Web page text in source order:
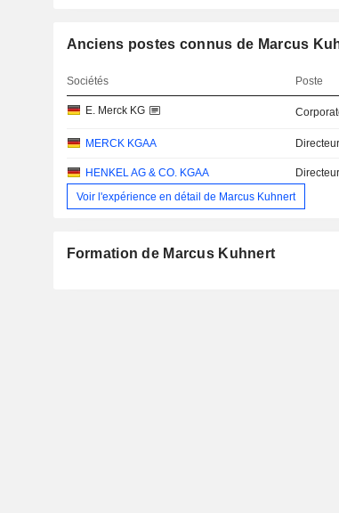
Anciens postes connus de Marcus
Sociétés Poste
E. Merck KG
MERCK KGAA
HENKEL AG & CO. KGAA
Voir l'expérience en détail de Marcus Kuhnert
Formation de Marcus Kuhnert